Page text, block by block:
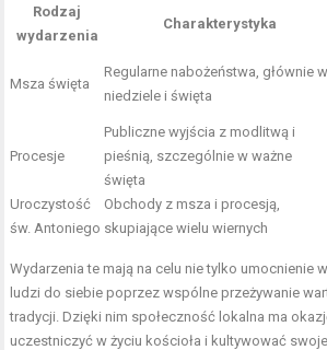
Rodzaj
wydarzenia
Charakterystyka
Msza święta
Regularne nabożeństwa, głównie w
niedziele i święta
Procesje
Publiczne wyjścia z modlitwą i
pieśnią, szczególnie w ważne
święta
Uroczystość
św. Antoniego
Obchody z msza i procesją,
skupiające wielu wiernych
Wydarzenia te mają na celu nie tylko umocnienie
ludzi do siebie poprzez wspólne przeżywanie
tradycji. Dzięki nim społeczność lokalna ma
uczestniczyć w życiu kościoła i kultywować